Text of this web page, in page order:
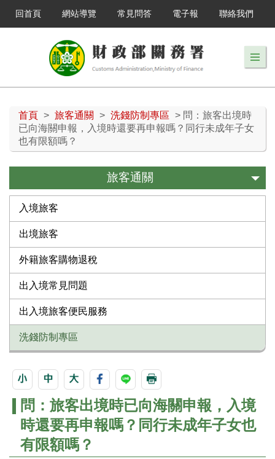
回首頁 網站導覽 常見問答 電子報 聯絡我們
首頁 > 旅客通關 > 洗錢防制專區 > 問：旅客出境時
已向海關申報，入境時還要再申報嗎？同行未成年子女
也有限額嗎？
旅客通關
入境旅客
出境旅客
外籍旅客購物退稅
出入境常見問題
出入境旅客便民服務
洗錢防制專區
問：旅客出境時已向海關申報，入境
時還要再申報嗎？同行未成年子女也
有限額嗎？